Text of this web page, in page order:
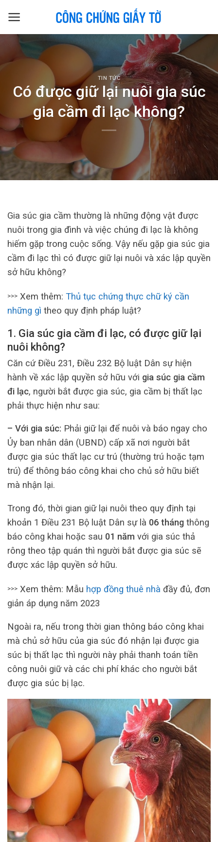
TIN TỨC
Có được giữ lại nuôi gia súc
gia cầm đi lạc không?
Gia súc gia cầm thường là những động vật được
nuôi trong gia đình và việc chúng đi lạc là không
hiếm gặp trong cuộc sống. Vậy nếu gặp gia súc gia
cầm đi lạc thì có được giữ lại nuôi và xác lập quyền
sở hữu không?
>>> Xem thêm: Thủ tục chứng thực chữ ký cần
những gì theo quy định pháp luật?
1. Gia súc gia cầm đi lạc, có được giữ lại
nuôi không?
Căn cứ Điều 231, Điều 232 Bộ luật Dân sự hiện
hành về xác lập quyền sở hữu với gia súc gia cầm
đi lạc, người bắt được gia súc, gia cầm bị thất lạc
phải thực hiện như sau:
– Với gia súc: Phải giữ lại để nuôi và báo ngay cho
Ủy ban nhân dân (UBND) cấp xã nơi người bắt
được gia súc thất lạc cư trú (thường trú hoặc tạm
trú) để thông báo công khai cho chủ sở hữu biết
mà nhận lại.
Trong đó, thời gian giữ lại nuôi theo quy định tại
khoản 1 Điều 231 Bộ luật Dân sự là 06 tháng thông
báo công khai hoặc sau 01 năm với gia súc thả
rông theo tập quán thì người bắt được gia súc sẽ
được xác lập quyền sở hữu.
>>> Xem thêm: Mẫu hợp đồng thuê nhà đầy đủ, đơn
giản áp dụng năm 2023
Ngoài ra, nếu trong thời gian thông báo công khai
mà chủ sở hữu của gia súc đó nhận lại được gia
súc bị thất lạc thì người này phải thanh toán tiền
công nuôi giữ và các chi phí khác cho người bắt
được gia súc bị lạc.